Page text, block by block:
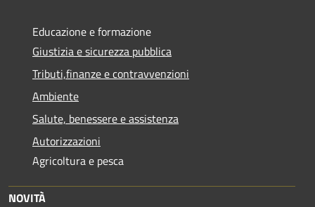
Educazione e formazione
Giustizia e sicurezza pubblica
Tributi,finanze e contravvenzioni
Ambiente
Salute, benessere e assistenza
Autorizzazioni
Agricoltura e pesca
NOVITÀ